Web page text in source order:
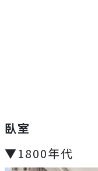
臥室
▼1800年代